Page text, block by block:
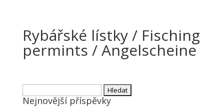
Rybářské lístky / Fisching
permints / Angelscheine
Nejnovější příspěvky